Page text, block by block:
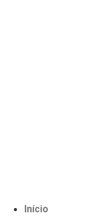
Início